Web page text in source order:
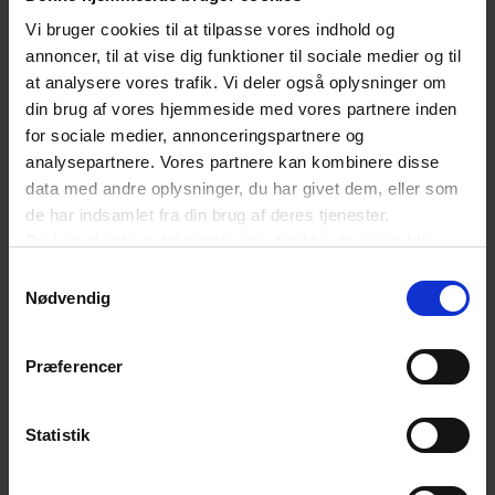
Vi bruger cookies til at tilpasse vores indhold og
annoncer, til at vise dig funktioner til sociale medier og til
at analysere vores trafik. Vi deler også oplysninger om
din brug af vores hjemmeside med vores partnere inden
for sociale medier, annonceringspartnere og
analysepartnere. Vores partnere kan kombinere disse
data med andre oplysninger, du har givet dem, eller som
de har indsamlet fra din brug af deres tjenester.
hjørne på websitet.
Nødvendig
Præferencer
Statistik
cykling bidrager også til CO2-
reduktion, så vi oplever, at flere
virksomheder ser det som en del af
deres ESG-arbejde, at virksomheden
kærer sig om medarbejdernes
transportvaner og opfordrer
medarbejderne til at deltage.”
SENESTE NYT OM TRANSPORT
De nye AI-krav er trådt i kraft: Det skal du